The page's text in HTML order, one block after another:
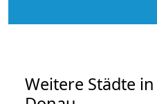
Weitere Städte